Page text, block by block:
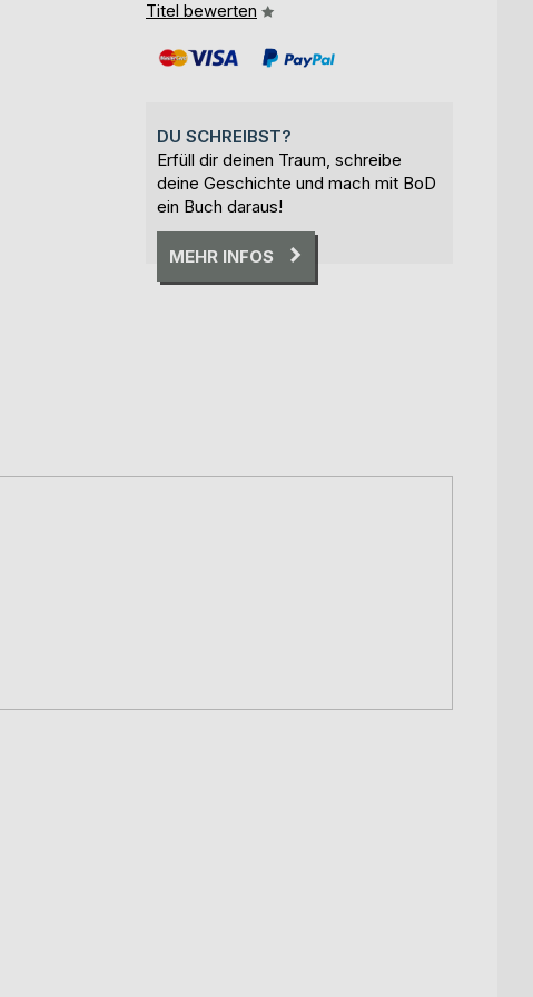
Titel bewerten
DU SCHREIBST?
Erfüll dir deinen Traum, schreibe
deine Geschichte und mach mit BoD
ein Buch daraus!
MEHR INFOS